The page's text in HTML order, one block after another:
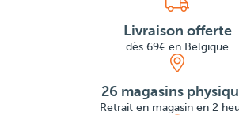
Livraison offerte
dès 69€ en Belgique
26 magasins
Retrait en magasin en 2